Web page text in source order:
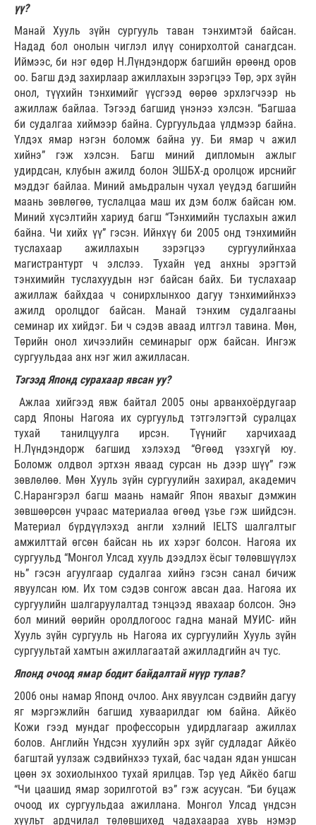
үү?
Манай Хууль зүйн сургууль таван тэнхимтэй байсан.
Надад бол онолын чиглэл илүү сонирхолтой санагдсан.
Иймээс, би нэг өдөр Н.Лүндэндорж багшийн өрөөнд оров
оо. Багш дэд захирлаар ажиллахын зэрэгцээ Төр, эрх зүйн
онол, түүхийн тэнхимийг үүсгээд өөрөө эрхлэгчээр нь
ажиллаж байлаа. Тэгээд багшид үнэнээ хэлсэн. “Багшаа
би судалгаа хиймээр байна. Сургуульдаа үлдмээр байна.
Үлдэх ямар нэгэн боломж байна уу. Би ямар ч ажил
хийнэ” гэж хэлсэн. Багш миний дипломын ажлыг
удирдсан, клубын ажилд болон ЭШБХ-д оролцож ирснийг
мэддэг байлаа. Миний амьдралын чухал үеүдэд багшийн
маань зөвлөгөө, туслалцаа маш их дэм болж байсан юм.
Миний хүсэлтийн хариуд багш “Тэнхимийн туслахын ажил
байна. Чи хийх үү” гэсэн. Ийнхүү би 2005 онд тэнхимийн
туслахаар ажиллахын зэрэгцээ сургуулийнхаа
магистрантурт ч элслээ. Тухайн үед анхны эрэгтэй
тэнхимийн туслахуудын нэг байсан байх. Би туслахаар
ажиллаж байхдаа ч сонирхлынхоо дагуу тэнхимийнхээ
ажилд оролцдог байсан. Манай тэнхим судалгааны
семинар их хийдэг. Би ч сэдэв аваад илтгэл тавина. Мөн,
Төрийн онол хичээлийн семинарыг орж байсан. Ингэж
сургуульдаа анх нэг жил ажилласан.
Тэгээд Японд сурахаар явсан уу?
Ажлаа хийгээд явж байтал 2005 оны арванхоёрдугаар
сард Японы Нагояа их сургуульд тэтгэлэгтэй суралцах
тухай танилцуулга ирсэн. Түүнийг харчихаад
Н.Лүндэндорж багшид хэлэхэд “Өгөөд үзэхгүй юу.
Боломж олдвол эртхэн яваад сурсан нь дээр шүү” гэж
зөвлөлөө. Мөн Хууль зүйн сургуулийн захирал, академич
С.Нарангэрэл багш маань намайг Япон явахыг дэмжин
зөвшөөрсөн учраас материалаа өгөөд үзье гэж шийдсэн.
Материал бүрдүүлэхэд англи хэлний IELTS шалгалтыг
амжилттай өгсөн байсан нь их хэрэг болсон. Нагояа их
сургуульд “Монгол Улсад хууль дээдлэх ёсыг төлөвшүүлэх
нь” гэсэн агуулгаар судалгаа хийнэ гэсэн санал бичиж
явуулсан юм. Их том сэдэв сонгож авсан даа. Нагояа их
сургуулийн шалгаруулалтад тэнцээд явахаар болсон. Энэ
бол миний өөрийн оролдлогоос гадна манай МУИС- ийн
Хууль зүйн сургууль нь Нагояа их сургуулийн Хууль зүйн
сургуультай хамтын ажиллагаатай ажилладгийн ач тус.
Японд очоод ямар бодит байдалтай нүүр тулав?
2006 оны намар Японд очлоо. Анх явуулсан сэдвийн дагуу
яг мэргэжлийн багшид хуваарилдаг юм байна. Айкёо
Кожи гээд мундаг профессорын удирдлагаар ажиллах
болов. Английн Үндсэн хуулийн эрх зүйг судладаг Айкёо
багштай уулзаж сэдвийнхээ тухай, бас чадан ядан уншсан
цөөн эх зохиолынхоо тухай ярилцав. Тэр үед Айкёо багш
“Чи цаашид ямар зорилготой вэ” гэж асуусан. “Би буцаж
очоод их сургуульдаа ажиллана. Монгол Улсад үндсэн
хуульт ардчилал төлөвшихөд чадахаараа хувь нэмэр